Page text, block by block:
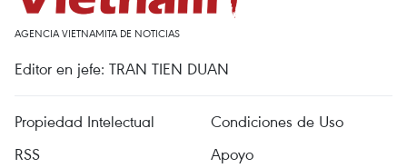
AGENCIA VIETNAMITA DE NOTICIAS
Editor en jefe: TRAN TIEN DUAN
Propiedad Intelectual
Condiciones de Uso
RSS
Apoyo